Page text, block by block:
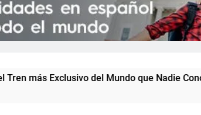
Mundo que Nadie Conoce (2026)